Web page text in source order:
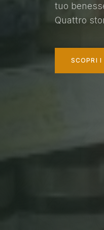
tuo
Quattro
SCOPRI